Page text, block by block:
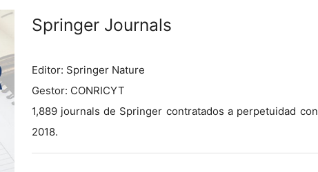
Springer Journals
Editor: Springer Nature
Gestor: CONRICYT
1,889 journals de Springer contratados a perpetuidad
2018.